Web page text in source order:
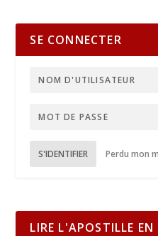
SE CONNECTER
S'IDENTIFIER Perdu mon
LIRE L'APOSTILLE EN